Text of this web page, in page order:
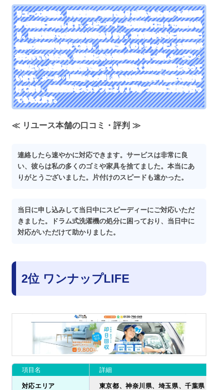
リユース本舗は、即日対応が可能でありお問い合わせから最短25
分で現場に到着します。スピーディーな対応が口コミで定評があ
り、即日対応での実績が多数あります。東京都を中心に首都圏に
複数の営業所を構えており、同時に多くのトラックによる運用が
行われているため、繁忙期となる連休時期や引っ越しシーズン・
年末といった様々な状況であっても問題なく対応が可能となって
います。メール・LINEからの申し込みは24時間年中無休で受け付
けており、経験豊富なスタッフにより丁寧かつ迅速に対応を行っ
てもらえます。
≪ リユース本舗の口コミ・評判 ≫
連絡したら速やかに対応できます。サービスは非常に良
い、彼らは私の多くのゴミや家具を捨てました。本当にあ
りがとうございました。片付けのスピードも速かった。
当日に申し込みして当日中にスピーディーにご対応いただ
きました。ドラム式洗濯機の処分に困っており、当日中に
対応がいただけて助かりました。
2位 ワンナップLIFE
項目名 詳細
対応エリア 東京都、神奈川県、埼玉県、千葉県